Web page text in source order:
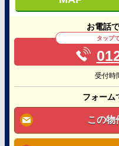
お電話
タップ
受付時
フォーム
この物